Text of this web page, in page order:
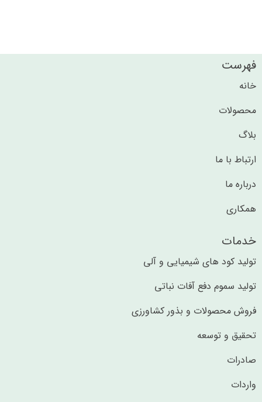
فهرست
خانه
محصولات
بلاگ
ارتباط با ما
درباره ما
همکاری
خدمات
تولید کود های شیمیایی و آلی​​
تولید سموم دفع آفات نباتی
فروش محصولات و بذور کشاورزی
تحقیق و توسعه
صادرات
واردات